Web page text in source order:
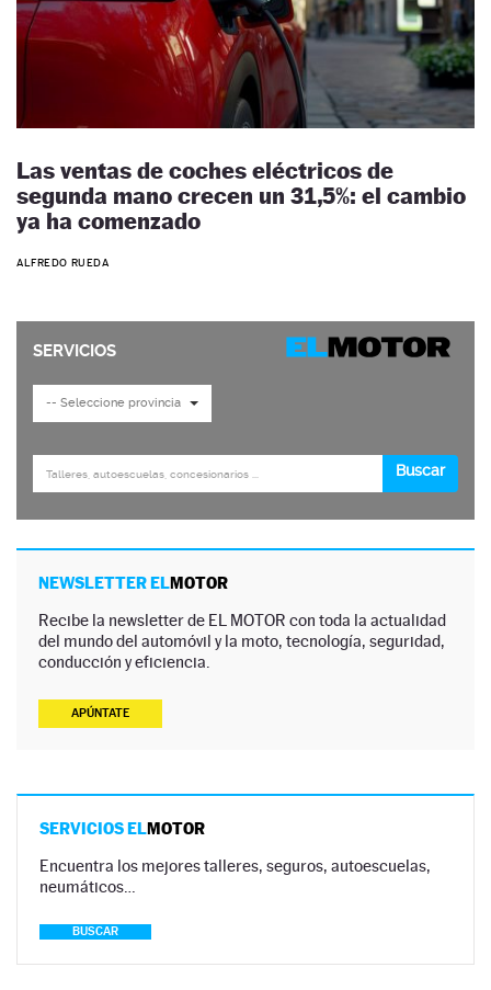
Las ventas de coches eléctricos de
segunda mano crecen un 31,5%: el cambio
ya ha comenzado
ALFREDO RUEDA
NEWSLETTER ELMOTOR
Recibe la newsletter de EL MOTOR con toda la actualidad
del mundo del automóvil y la moto, tecnología, seguridad,
conducción y eficiencia.
APÚNTATE
SERVICIOS ELMOTOR
Encuentra los mejores talleres, seguros, autoescuelas,
neumáticos…
BUSCAR